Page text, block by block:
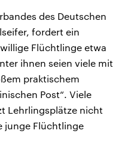
des Deutschen
fordert ein
Flüchtlinge etwa
ihnen seien viele mit
praktischem
Post“. Viele
Lehrlingsplätze nicht
junge Flüchtlinge